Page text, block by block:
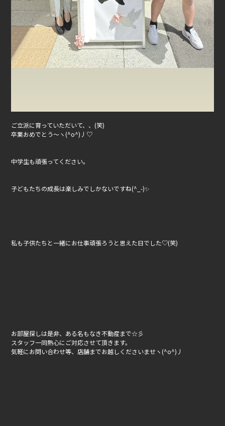
ご立派に育っていただいて、、(笑)
卒業おめでとう～ヽ(^o^)丿♡
中学生も頑張ってください。
子どもたちの成長は楽しみでしかないですね(^_-)✨
私も子供たちと一緒にお仕事頑張ろうと思えた日でした♡(笑)
お部屋探しは是非、ある名もなき不動産まで☆彡
スタッフ一同熱心にご対応させて頂きます。
気軽にお問い合わせ等、店舗までお越しくださいませヽ(^o^)丿